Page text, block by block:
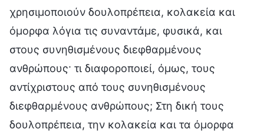
χρησιμοποιούν δουλοπρέπεια, κολακεία και
όμορφα λόγια τις συναντάμε, φυσικά, και
στους συνηθισμένους διεφθαρμένους
ανθρώπους· τι διαφοροποιεί, όμως, τους
αντίχριστους από τους συνηθισμένους
διεφθαρμένους ανθρώπους; Στη δική τους
δουλοπρέπεια, την κολακεία και τα όμορφα